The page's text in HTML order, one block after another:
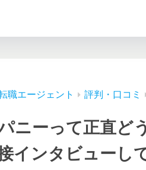
職エージェント 評判・口コミ
ニーって正直ど
インタビューし